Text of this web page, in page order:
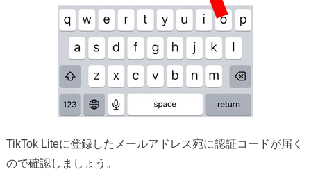
TikTok Liteに登録したメールアドレス宛に認証コードが届く
ので確認しましょう。